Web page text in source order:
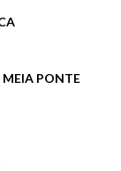
MEIA PONTE